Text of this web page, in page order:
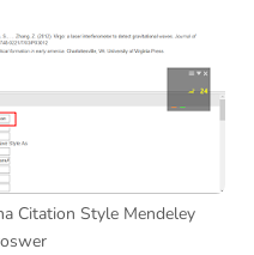
Citation Style Mendeley